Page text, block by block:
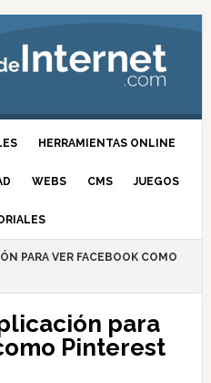
HERRAMIENTAS ONLINE
WEBS CMS JUEGOS
PARA VER FACEBOOK COMO
para
Pinterest